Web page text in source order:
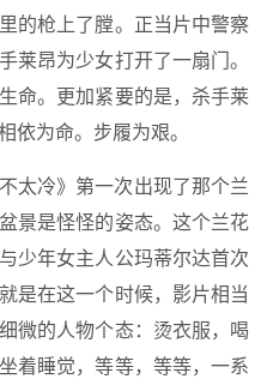
的枪上了膛。正当片中警察
莱昂为少女打开了一扇门。
命。更加紧要的是，杀手莱
依为命。步履为艰。
太冷》第一次出现了那个兰
景是怪怪的姿态。这个兰花
少年女主人公玛蒂尔达首次
是在这一个时候，影片相当
微的人物个态：烫衣服，喝
着睡觉，等等，等等，一系